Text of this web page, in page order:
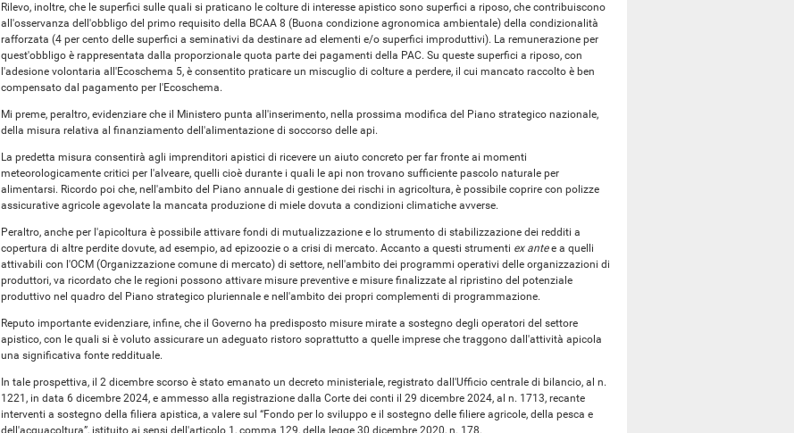
Rilevo, inoltre, che le superfici sulle quali si praticano le colture di interesse apistico sono superfici a riposo, che contribuiscono
all'osservanza dell'obbligo del primo requisito della BCAA 8 (Buona condizione agronomica ambientale) della condizionalità
rafforzata (4 per cento delle superfici a seminativi da destinare ad elementi e/o superfici improduttivi). La remunerazione per
quest'obbligo è rappresentata dalla proporzionale quota parte dei pagamenti della PAC. Su queste superfici a riposo, con
l'adesione volontaria all'Ecoschema 5, è consentito praticare un miscuglio di colture a perdere, il cui mancato raccolto è ben
compensato dal pagamento per l'Ecoschema.
Mi preme, peraltro, evidenziare che il Ministero punta all'inserimento, nella prossima modifica del Piano strategico nazionale,
della misura relativa al finanziamento dell'alimentazione di soccorso delle api.
La predetta misura consentirà agli imprenditori apistici di ricevere un aiuto concreto per far fronte ai momenti
meteorologicamente critici per l'alveare, quelli cioè durante i quali le api non trovano sufficiente pascolo naturale per
alimentarsi. Ricordo poi che, nell'ambito del Piano annuale di gestione dei rischi in agricoltura, è possibile coprire con polizze
assicurative agricole agevolate la mancata produzione di miele dovuta a condizioni climatiche avverse.
Peraltro, anche per l'apicoltura è possibile attivare fondi di mutualizzazione e lo strumento di stabilizzazione dei redditi a
copertura di altre perdite dovute, ad esempio, ad epizoozie o a crisi di mercato. Accanto a questi strumenti ex antee a quelli
attivabili con l'OCM (Organizzazione comune di mercato) di settore, nell'ambito dei programmi operativi delle organizzazioni di
produttori, va ricordato che le regioni possono attivare misure preventive e misure finalizzate al ripristino del potenziale
produttivo nel quadro del Piano strategico pluriennale e nell'ambito dei propri complementi di programmazione.
Reputo importante evidenziare, infine, che il Governo ha predisposto misure mirate a sostegno degli operatori del settore
apistico, con le quali si è voluto assicurare un adeguato ristoro soprattutto a quelle imprese che traggono dall'attività apicola
una significativa fonte reddituale.
In tale prospettiva, il 2 dicembre scorso è stato emanato un decreto ministeriale, registrato dall'Ufficio centrale di bilancio, al n.
1221, in data 6 dicembre 2024, e ammesso alla registrazione dalla Corte dei conti il 29 dicembre 2024, al n. 1713, recante
interventi a sostegno della filiera apistica, a valere sul “Fondo per lo sviluppo e il sostegno delle filiere agricole, della pesca e
dell'acquacoltura”, istituito ai sensi dell'articolo 1, comma 129, della legge 30 dicembre 2020, n. 178.